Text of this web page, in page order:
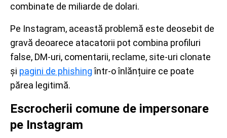
combinate de miliarde de dolari.
Pe Instagram, această problemă este deosebit de
gravă deoarece atacatorii pot combina profiluri
false, DM-uri, comentarii, reclame, site-uri clonate
și pagini de phishingîntr-o înlănțuire ce poate
părea legitimă.
Escrocherii comune de impersonare
pe Instagram